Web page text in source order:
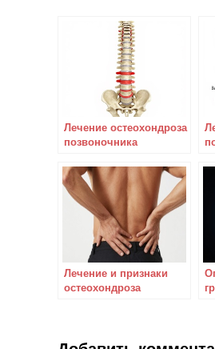
Лечение остеохондроза
позвоночника
современной
медицины
Лечение и признаки
остеохондроза